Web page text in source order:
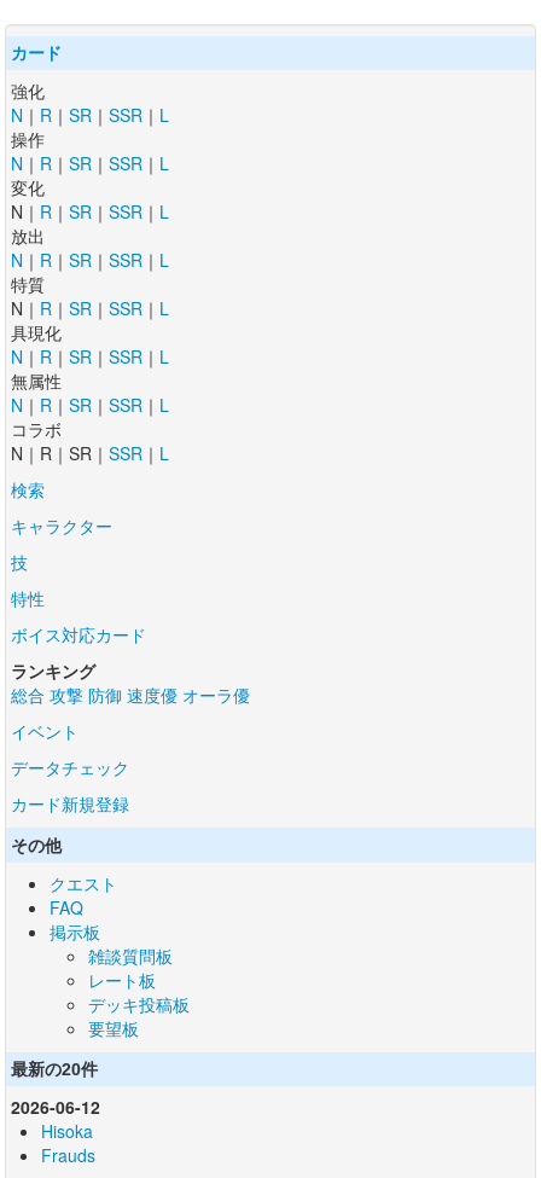
カード
強化
N ｜ R ｜ SR ｜ SSR ｜ L
操作
N ｜ R ｜ SR ｜ SSR ｜ L
変化
N｜ R ｜ SR ｜ SSR ｜ L
放出
N ｜ R ｜ SR ｜ SSR ｜ L
特質
N｜ R ｜ SR ｜ SSR ｜ L
具現化
N ｜ R ｜ SR ｜ SSR ｜ L
無属性
N ｜ R ｜ SR ｜ SSR ｜ L
コラボ
N｜R｜SR｜ SSR ｜ L
検索
キャラクター
技
特性
ボイス対応カード
ランキング
総合 攻撃 防御 速度優 オーラ優
イベント
データチェック
カード新規登録
その他
クエスト
FAQ
掲示板
雑談質問板
レート板
デッキ投稿板
要望板
最新の20件
2026-06-12
Hisoka
Frauds